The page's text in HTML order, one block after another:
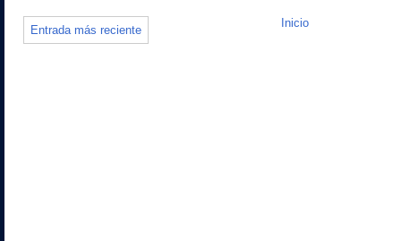
Entrada más reciente
Inicio